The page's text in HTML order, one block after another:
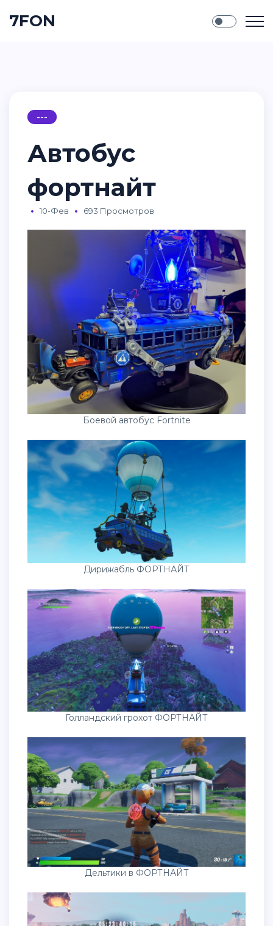
7FON
---
Автобус
фортнайт
10-Фев 693 Просмотров
Боевой автобус Fortnite
Дирижабль ФОРТНАЙТ
Голландский грохот ФОРТНАЙТ
Дельтики в ФОРТНАЙТ